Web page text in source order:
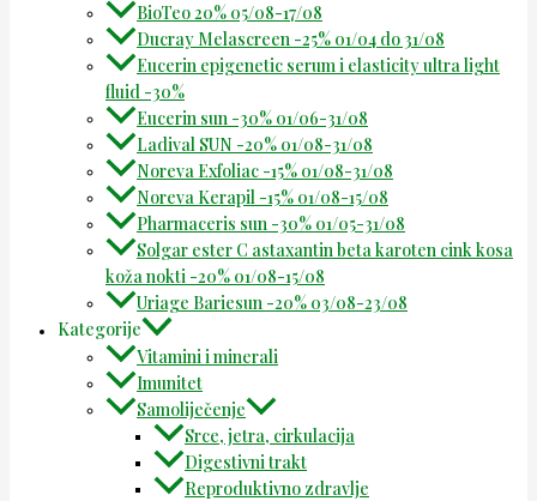
BioTeo 20% 05/08-17/08
Ducray Melascreen -25% 01/04 do 31/08
Eucerin epigenetic serum i elasticity ultra light
fluid -30%
Eucerin sun -30% 01/06-31/08
Ladival SUN -20% 01/08-31/08
Noreva Exfoliac -15% 01/08-31/08
Noreva Kerapil -15% 01/08-15/08
Pharmaceris sun -30% 01/05-31/08
Solgar ester C astaxantin beta karoten cink kosa
koža nokti -20% 01/08-15/08
Uriage Bariesun -20% 03/08-23/08
Kategorije
Vitamini i minerali
Imunitet
Samoliječenje
Srce, jetra, cirkulacija
Digestivni trakt
Reproduktivno zdravlje